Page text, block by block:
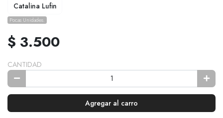
Catalina Lufin
Pocas Unidades.
$ 3.500
CANTIDAD
Agregar al carro